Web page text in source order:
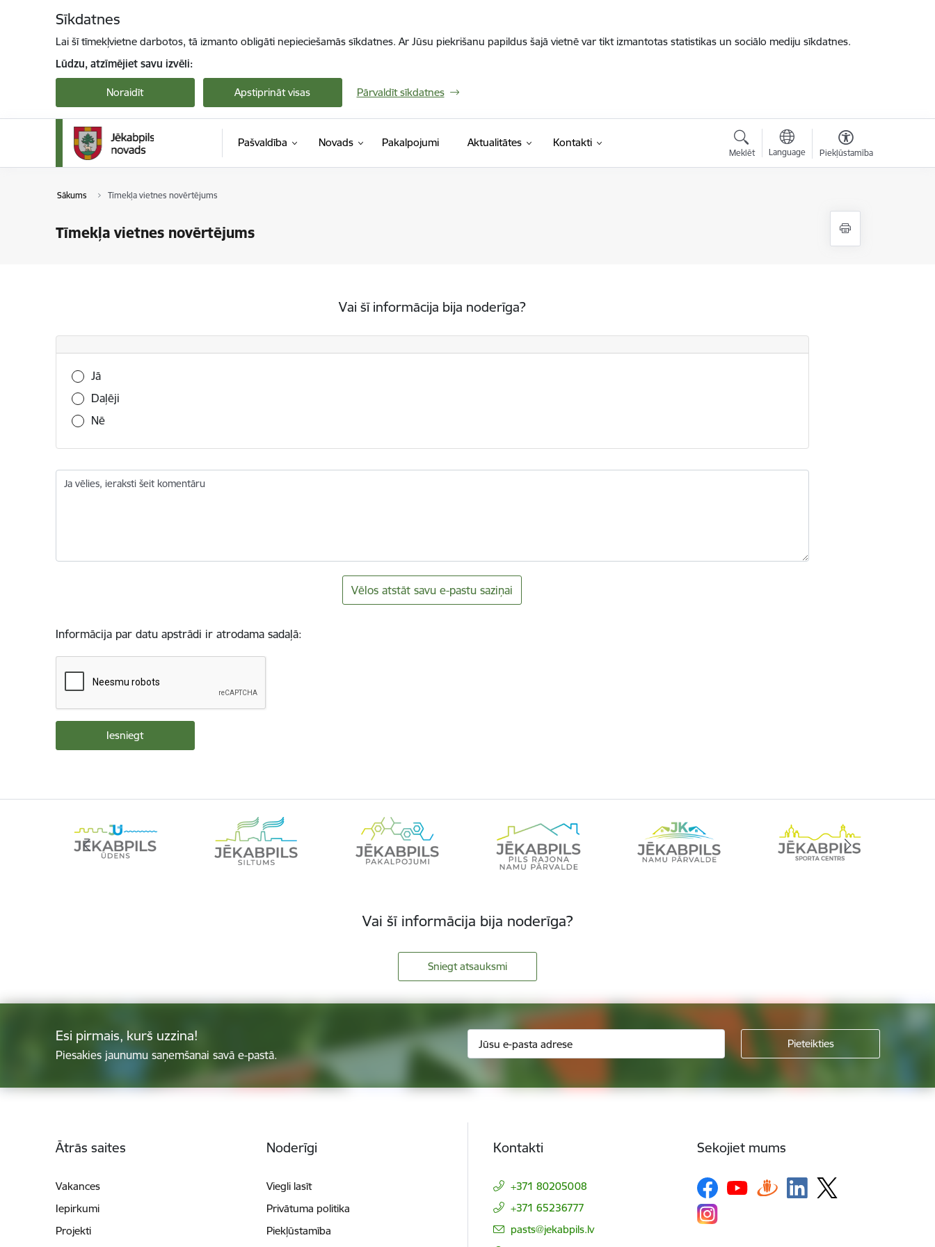
Sīkdatnes
Lai šī tīmekļvietne darbotos, tā izmanto obligāti nepieciešamās sīkdatnes. Ar Jūsu piekrišanu papildus šajā vietnē var tikt izmantotas statistikas un sociālo mediju sīkdatnes.
Lūdzu, atzīmējiet savu izvēli:
Noraidīt Apstiprināt visas Pārvaldīt sīkdatnes
Pašvaldība Novads Pakalpojumi Aktualitātes Kontakti
Meklēt Language Piekļūstamība
Sākums Tīmekļa vietnes novērtējums
Tīmekļa vietnes novērtējums
Vai šī informācija bija noderīga?
Vai šī informācija bija noderīga?
Jā
Daļēji
Nē
Ja vēlies, ieraksti šeit komentāru
Vēlos atstāt savu e-pastu saziņai
Informācija par datu apstrādi ir atrodama sadaļā:
Vai šī informācija bija noderīga?
Sniegt atsauksmi
Esi pirmais, kurš uzzina!
Piesakies jaunumu saņemšanai savā e-pastā.
Ātrās saites
Vakances
Iepirkumi
Projekti
Noderīgi
Viegli lasīt
Privātuma politika
Piekļūstamība
Kontakti
+371 80205008
+371 65236777
E-pasts:
pasts@jekabpils.lv
Sekojiet mums